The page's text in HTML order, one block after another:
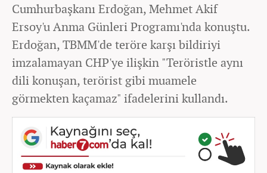
Cumhurbaşkanı Erdoğan, Mehmet Akif
Ersoy'u Anma Günleri Programı'nda konuştu.
Erdoğan, TBMM'de teröre karşı bildiriyi
imzalamayan CHP'ye ilişkin "Teröristle aynı
dili konuşan, terörist gibi muamele
görmekten kaçamaz" ifadelerini kullandı.